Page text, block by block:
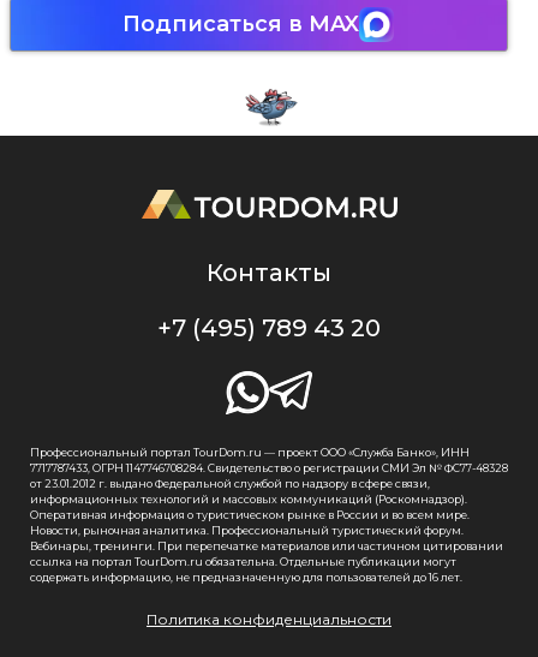
Подписаться в MAX
Контакты
+7 (495) 789 43 20
Профессиональный портал TourDom.ru — проект ООО «Служба Банко», ИНН
7717787433, ОГРН 1147746708284. Свидетельство о регистрации СМИ Эл № ФС77-48328
от 23.01.2012 г. выдано Федеральной службой по надзору в сфере связи,
информационных технологий и массовых коммуникаций (Роскомнадзор).
Оперативная информация о туристическом рынке в России и во всем мире.
Новости, рыночная аналитика. Профессиональный туристический форум.
Вебинары, тренинги. При перепечатке материалов или частичном цитировании
ссылка на портал TourDom.ru обязательна. Отдельные публикации могут
содержать информацию, не предназначенную для пользователей до 16 лет.
Политика конфиденциальности